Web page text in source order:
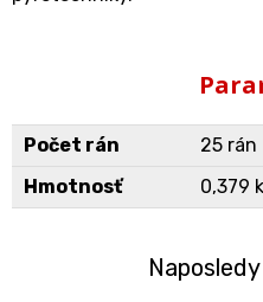
Počet rán
25 rán
Hmotnosť
0,379